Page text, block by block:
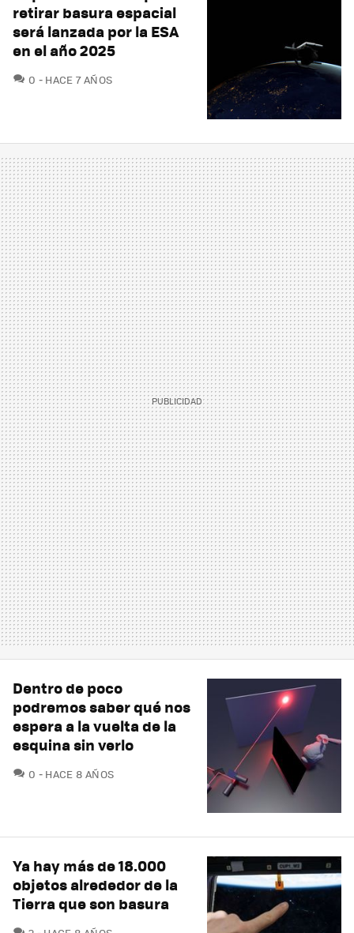
retirar basura espacial
será lanzada por la ESA
en el año 2025
0 COMENTARIOS
HACE 7 AÑOS
Dentro de poco
podremos saber qué nos
espera a la vuelta de la
esquina sin verlo
0 COMENTARIOS
HACE 8 AÑOS
Ya hay más de 18.000
objetos alrededor de la
Tierra que son basura